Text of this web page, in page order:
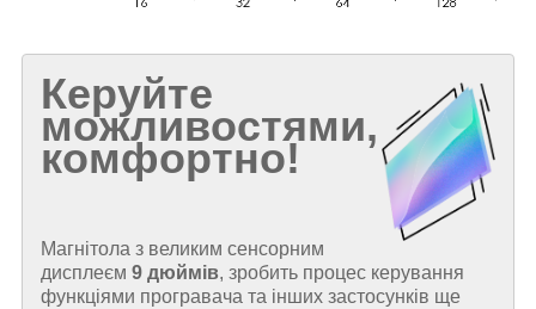
Керуйте
можливостями,
комфортно!
Магнітола з великим сенсорним
дисплеєм 9 дюймів, зробить процес керування
функціями програвача та інших застосунків ще